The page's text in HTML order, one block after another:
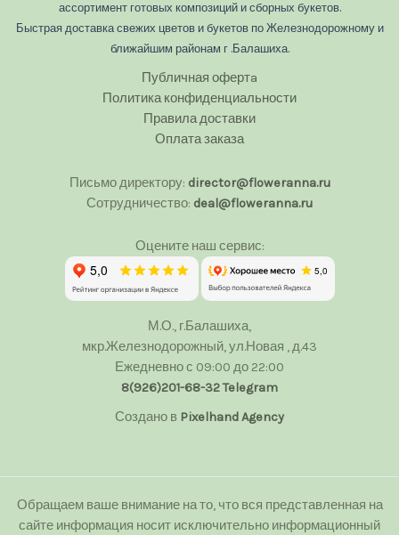
ассортимент готовых композиций и сборных букетов.
Быстрая доставка свежих цветов и букетов по Железнодорожному и
ближайшим районам г .Балашиха.
Публичная офертa
Политика конфиденциальности
Правила доставки
Оплата заказа
Письмо директору: director@floweranna.ru
Сотрудничество: deal@floweranna.ru
Оцените наш сервис:
М.О., г.Балашиха,
мкр.Железнодорожный, ул.Новая , д.43
Ежедневно с 09:00 до 22:00
8(926)201-68-32Telegram
Создано в Pixelhand Agency
Обращаем ваше внимание на то, что вся представленная на
сайте информация носит исключительно информационный